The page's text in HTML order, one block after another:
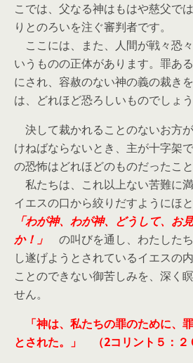
こでは、父なる神はもはや慈父で
りとのろいを注ぐ審判者です。
ここには、また、人間が戦々恐
いうものの正体があります。罪あ
にされ、容赦のない神の義の裁き
は、どれほど恐ろしいものでしょう
決して裁かれることのないお方
けねばならないとき、主が十字架
の恐怖はどれほどのものだったこと
私たちは、これ以上ない苦難に満
イエスの口から絞りだすようにほ
「わが神、わが神、どうして、お
か！」 の叫びを通し、わたした
し遂げようとされているイエスの
ことのできない御苦しみを、深く
せん。
「神は、私たちの罪のために、
とされた。」 （2コリント５：２